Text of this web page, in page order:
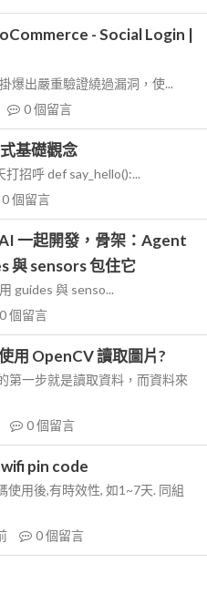
- Social Login |
爆出嚴重驗證繞過漏洞，使...
0個留言
基礎觀念
招呼 def say_hello():...
0個留言
一起開發，骨架：Agent
與 sensors 包住它
guides 與 senso...
0個留言
用 OpenCV 讀取圖片?
第一步就是讀取資料，而資料來
0個留言
pin code
使用後,有時效性, 如1~7天. 同組
0個留言